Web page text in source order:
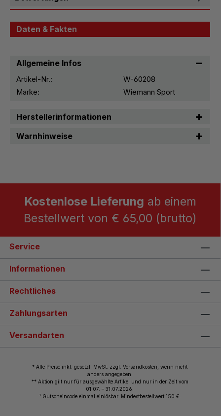
Daten & Fakten
Allgemeine Infos
Artikel-Nr.:
W-60208
Marke:
Wiemann Sport
Herstellerinformationen
Warnhinweise
Kostenlose Lieferung ab einem
Bestellwert von € 65,00 (brutto)
Service
Informationen
Rechtliches
Zahlungsarten
Versandarten
* Alle Preise inkl. gesetzl. MwSt. zzgl. Versandkosten, wenn nicht
anders angegeben.
** Aktion gilt nur für ausgewählte Artikel und nur in der Zeit vom
01.07. – 31.07.2026.
1 Gutscheincode einmal einlösbar. Mindestbestellwert 150 €.